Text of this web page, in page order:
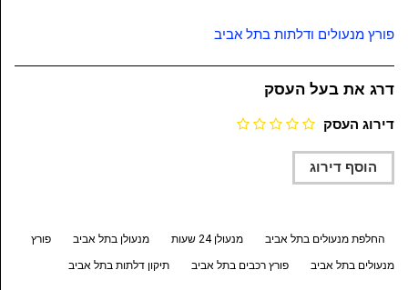
פורץ מנעולים ודלתות בתל אביב
דרג את בעל העסק
דירוג העסק
החלפת מנעולים בתל אביב מנעולן 24 שעות מנעולן בתל אביב פורץ
מנעולים בתל אביב פורץ רכבים בתל אביב תיקון דלתות בתל אביב